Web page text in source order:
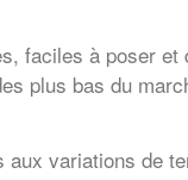
faciles à poser
plus bas du
variations de